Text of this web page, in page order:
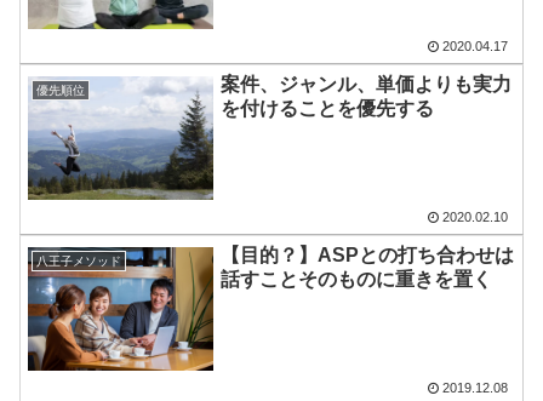
2020.04.17
優先順位
案件、ジャンル、単価よりも実力
を付けることを優先する
2020.02.10
八王子メソッド
【目的？】ASPとの打ち合わせは
話すことそのものに重きを置く
2019.12.08